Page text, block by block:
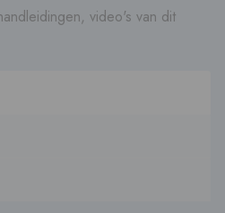
video's van dit